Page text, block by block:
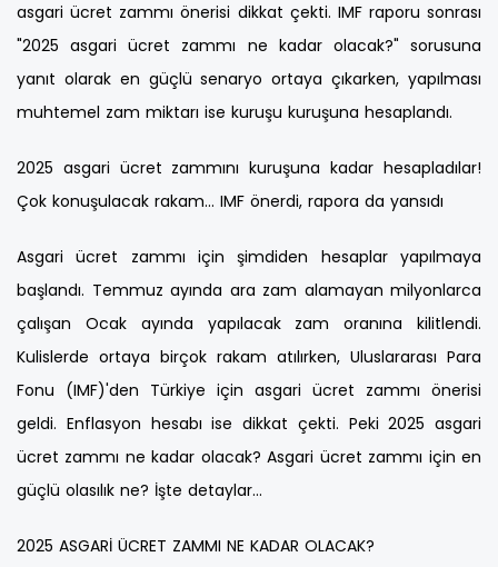
asgari ücret zammı önerisi dikkat çekti. IMF raporu sonrası
"2025 asgari ücret zammı ne kadar olacak?" sorusuna
yanıt olarak en güçlü senaryo ortaya çıkarken, yapılması
muhtemel zam miktarı ise kuruşu kuruşuna hesaplandı.
2025 asgari ücret zammını kuruşuna kadar hesapladılar!
Çok konuşulacak rakam... IMF önerdi, rapora da yansıdı
Asgari ücret zammı için şimdiden hesaplar yapılmaya
başlandı. Temmuz ayında ara zam alamayan milyonlarca
çalışan Ocak ayında yapılacak zam oranına kilitlendi.
Kulislerde ortaya birçok rakam atılırken, Uluslararası Para
Fonu (IMF)'den Türkiye için asgari ücret zammı önerisi
geldi. Enflasyon hesabı ise dikkat çekti. Peki 2025 asgari
ücret zammı ne kadar olacak? Asgari ücret zammı için en
güçlü olasılık ne? İşte detaylar...
2025 ASGARİ ÜCRET ZAMMI NE KADAR OLACAK?